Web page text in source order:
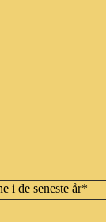
i de seneste år*